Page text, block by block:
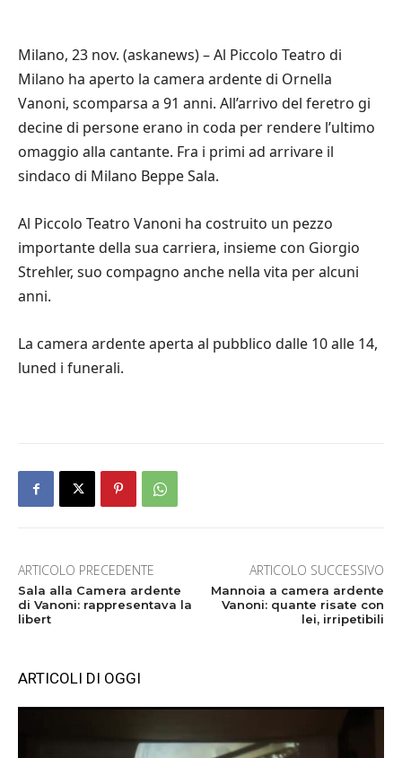
Milano, 23 nov. (askanews) – Al Piccolo Teatro di
Milano ha aperto la camera ardente di Ornella
Vanoni, scomparsa a 91 anni. All’arrivo del feretro gi
decine di persone erano in coda per rendere l’ultimo
omaggio alla cantante. Fra i primi ad arrivare il
sindaco di Milano Beppe Sala.
Al Piccolo Teatro Vanoni ha costruito un pezzo
importante della sua carriera, insieme con Giorgio
Strehler, suo compagno anche nella vita per alcuni
anni.
La camera ardente aperta al pubblico dalle 10 alle 14,
luned i funerali.
ARTICOLO PRECEDENTE
Sala alla Camera ardente
di Vanoni: rappresentava la
libert
ARTICOLO SUCCESSIVO
Mannoia a camera ardente
Vanoni: quante risate con
lei, irripetibili
ARTICOLI DI OGGI